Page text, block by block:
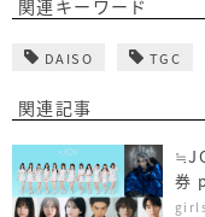
関連キーワード
DAISO TGC
関連記事
券